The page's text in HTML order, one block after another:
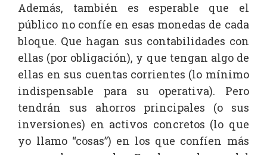
Además, también es esperable que el
público no confíe en esas monedas de cada
bloque. Que hagan sus contabilidades con
ellas (por obligación), y que tengan algo de
ellas en sus cuentas corrientes (lo mínimo
indispensable para su operativa). Pero
tendrán sus ahorros principales (o sus
inversiones) en activos concretos (lo que
yo llamo “cosas”) en los que confíen más